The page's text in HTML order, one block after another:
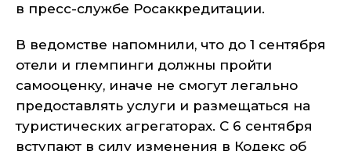
в пресс-службе Росаккредитации.
В ведомстве напомнили, что до 1 сентября
отели и глемпинги должны пройти
самооценку, иначе не смогут легально
предоставлять услуги и размещаться на
туристических агрегаторах. С 6 сентября
вступают в силу изменения в Кодекс об